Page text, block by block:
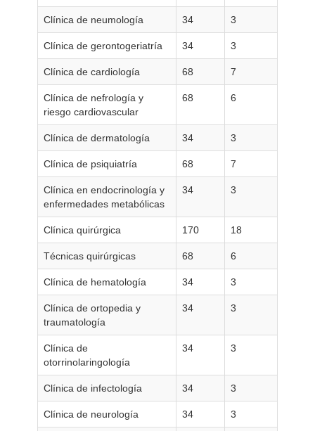
Clínica de neumología 34 3
Clínica de gerontogeriatría 34 3
Clínica de cardiología 68 7
Clínica de nefrología y
riesgo cardiovascular
68 6
Clínica de dermatología 34 3
Clínica de psiquiatría 68 7
Clínica en endocrinología y
enfermedades metabólicas
34 3
Clínica quirúrgica 170 18
Técnicas quirúrgicas 68 6
Clínica de hematología 34 3
Clínica de ortopedia y
traumatología
34 3
Clínica de
otorrinolaringología
34 3
Clínica de infectología 34 3
Clínica de neurología 34 3